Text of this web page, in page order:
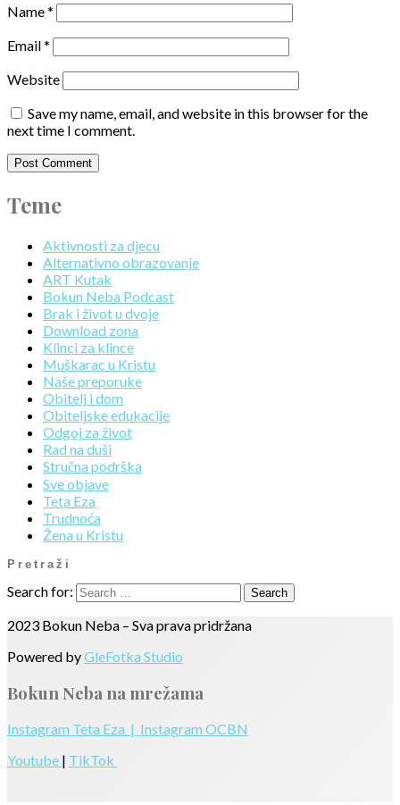
Name*
Email*
Website
Save my name, email, and website in this browser for the
next time I comment.
Teme
Aktivnosti za djecu
Alternativno obrazovanje
ART Kutak
Bokun Neba Podcast
Brak i život u dvoje
Download zona
Klinci za klince
Muškarac u Kristu
Naše preporuke
Obitelj i dom
Obiteljske edukacije
Odgoj za život
Rad na duši
Stručna podrška
Sve objave
Teta Eza
Trudnoća
Žena u Kristu
Pretraži
Search for:
2023 Bokun Neba – Sva prava pridržana
Powered byGleFotka Studio
Bokun Neba na mrežama
Instagram Teta Eza | Instagram OCBN
Youtube | TikTok